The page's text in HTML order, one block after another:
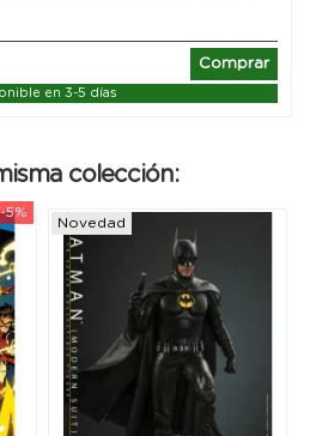
Comprar
en 3-5 días
colección:
-5%
Novedad